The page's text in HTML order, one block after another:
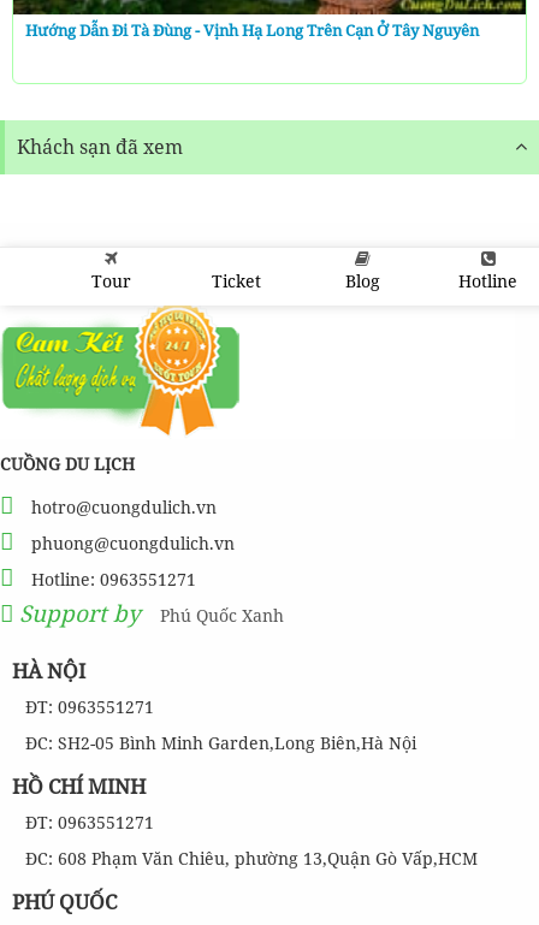
Hướng Dẫn Đi Tà Đùng - Vịnh Hạ Long Trên Cạn Ở Tây Nguyên
Khách sạn đã xem
Tour Ticket Blog Hotline
CUỒNG DU LỊCH
hotro@cuongdulich.vn
phuong@cuongdulich.vn
Hotline: 0963551271
Support by Phú Quốc Xanh
HÀ NỘI
ĐT: 0963551271
ĐC: SH2-05 Bình Minh Garden,Long Biên,Hà Nội
HỒ CHÍ MINH
ĐT: 0963551271
ĐC: 608 Phạm Văn Chiêu, phường 13,Quận Gò Vấp,HCM
PHÚ QUỐC